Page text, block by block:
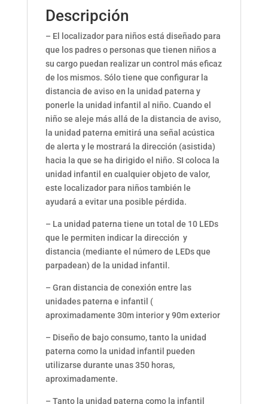
Descripción
– El localizador para niños está diseñado para
que los padres o personas que tienen niños a
su cargo puedan realizar un control más eficaz
de los mismos. Sólo tiene que configurar la
distancia de aviso en la unidad paterna y
ponerle la unidad infantil al niño. Cuando el
niño se aleje más allá de la distancia de aviso,
la unidad paterna emitirá una señal acústica
de alerta y le mostrará la dirección (asistida)
hacia la que se ha dirigido el niño. SI coloca la
unidad infantil en cualquier objeto de valor,
este localizador para niños también le
ayudará a evitar una posible pérdida.
– La unidad paterna tiene un total de 10 LEDs
que le permiten indicar la dirección y
distancia (mediante el número de LEDs que
parpadean) de la unidad infantil.
– Gran distancia de conexión entre las
unidades paterna e infantil (
aproximadamente 30m interior y 90m exterior
– Diseño de bajo consumo, tanto la unidad
paterna como la unidad infantil pueden
utilizarse durante unas 350 horas,
aproximadamente.
– Tanto la unidad paterna como la infantil